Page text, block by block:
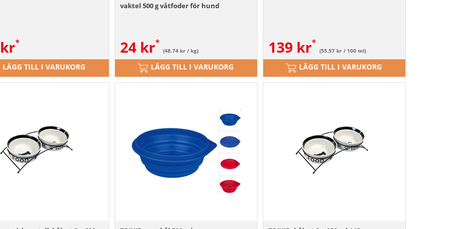
kr
LÄGG TILL I VARUKORG
vaktel 500 g våtfoder för hund
24 kr (48.74 kr / kg)
LÄGG TILL I VARUKORG
139 kr (55.57 kr / 100 ml)
LÄGG TILL I VARUKORG